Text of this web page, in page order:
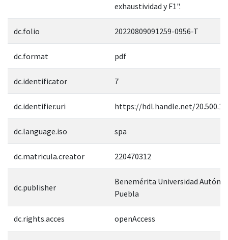
exhaustividad y F1".
dc.folio 20220809091259-0956-T
dc.format pdf
dc.identificator 7
dc.identifier.uri https://hdl.handle.net/
dc.language.iso spa
dc.matricula.creator 220470312
dc.publisher
Benemérita Universidad
Puebla
dc.rights.acces openAccess